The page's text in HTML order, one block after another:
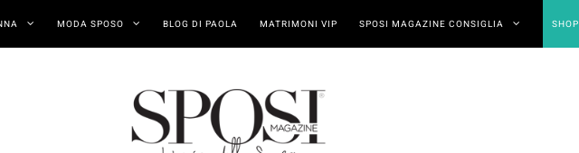
MODA SPOSO BLOG DI PAOLA MATRIMONI VIP SPOSI MAGAZINE CONSIGLIA SHOP